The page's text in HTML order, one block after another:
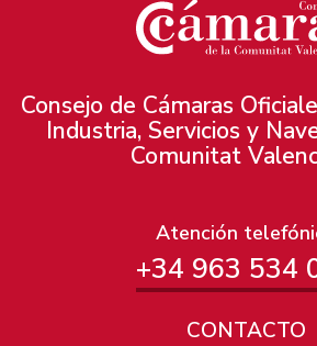
Consejo de Cámaras
Industria, Servicios y
Comunitat
Atención
+34 963 534
CONTACTO